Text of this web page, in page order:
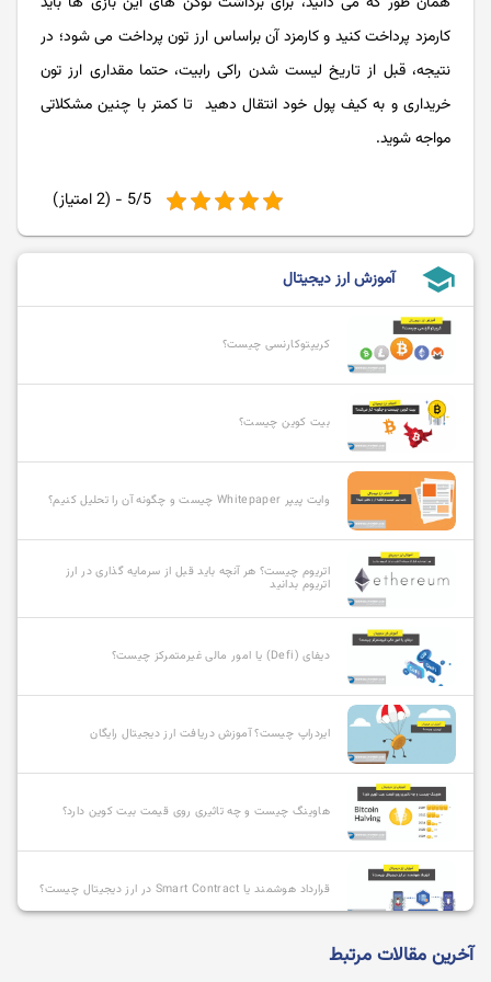
کارمزد پرداخت کنید و کارمزد آن براساس ارز تون پرداخت می شود؛ در
نتیجه، قبل از تاریخ لیست شدن راکی رابیت، حتما مقداری ارز تون
خریداری و به کیف پول خود انتقال دهید تا کمتر با چنین مشکلاتی
مواجه شوید.
5/5 - (2 امتیاز)
school آموزش ارز دیجیتال
کریپتوکارنسی چیست؟
بیت کوین چیست؟
وایت پیپر Whitepaper چیست و چگونه آن را تحلیل کنیم؟
اتریوم چیست؟ هر آنچه باید قبل از سرمایه گذاری در ارز
اتریوم بدانید
دیفای (Defi) یا امور مالی غیرمتمرکز چیست؟
ایردراپ چیست؟ آموزش دریافت ارز دیجیتال رایگان
هاوینگ چیست و چه تاثیری روی قیمت بیت کوین دارد؟
قرارداد هوشمند یا Smart Contract در ارز دیجیتال چیست؟
آخرین مقالات مرتبط